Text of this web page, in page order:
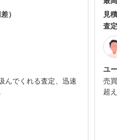
）
んでくれる査定、迅速
見
査
ユ
売
超